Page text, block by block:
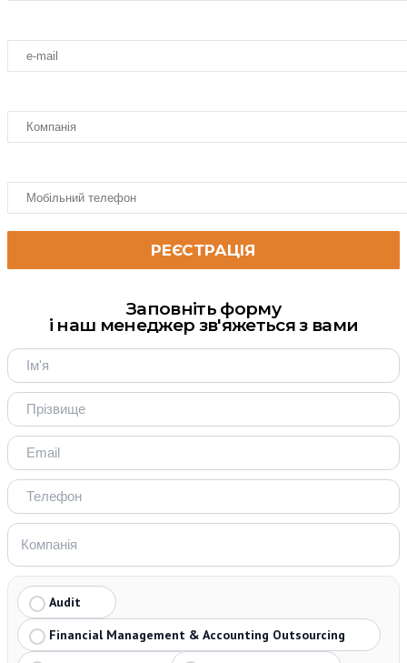
Заповніть форму
і наш менеджер зв'яжеться з вами
Audit
Financial Management & Accounting Outsourcing